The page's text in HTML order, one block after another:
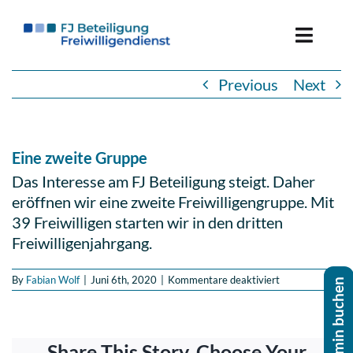
Toggle
Freiwillige*r werden
Über uns
Previous Next
Eine zweite Gruppe
Das Inter­es­se am FJ Betei­li­gung steigt. Daher
eröff­nen wir eine zweite Frei­wil­li­gen­grup­pe. Mit
39 Frei­wil­li­gen starten wir in den dritten
Freiwilligenjahrgang.
By Fabian Wolf Juni 6th, 2020 Kommentare deaktiviertfür
Eine